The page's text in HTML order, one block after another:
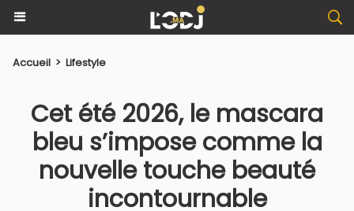
Accueil > Lifestyle
Cet été 2026, le mascara
bleu s’impose comme la
nouvelle touche beauté
incontournable